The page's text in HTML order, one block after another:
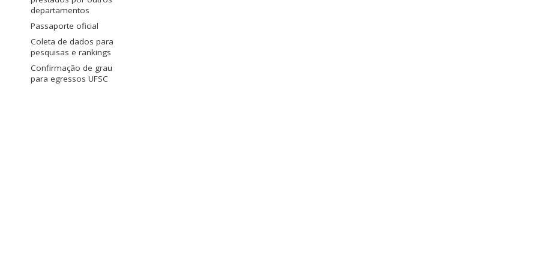
departamentos
Passaporte oficial
Coleta de dados para
pesquisas e rankings
Confirmação de grau
para egressos UFSC